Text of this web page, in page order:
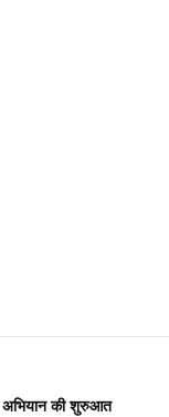
अभियान की शुरुआत